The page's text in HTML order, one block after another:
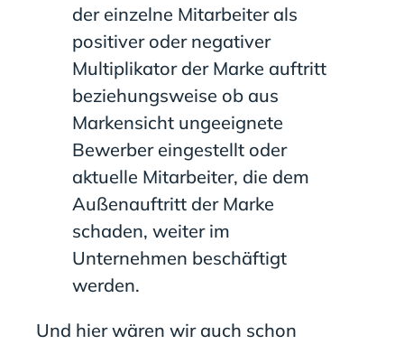
der einzelne Mitarbeiter als
positiver oder negativer
Multiplikator der Marke auftritt
beziehungsweise ob aus
Markensicht ungeeignete
Bewerber eingestellt oder
aktuelle Mitarbeiter, die dem
Außenauftritt der Marke
schaden, weiter im
Unternehmen beschäftigt
werden.
Und hier wären wir auch schon